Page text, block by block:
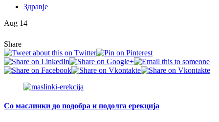
Здравје
Aug 14
Share
Со маслинки до подобра и подолга ерекција